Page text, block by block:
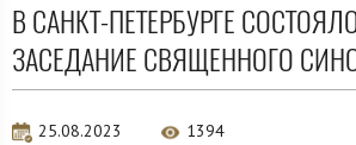
В САНКТ-ПЕТЕРБУРГЕ
ЗАСЕДАНИЕ СВЯЩЕННОГО
25.08.2023 1394